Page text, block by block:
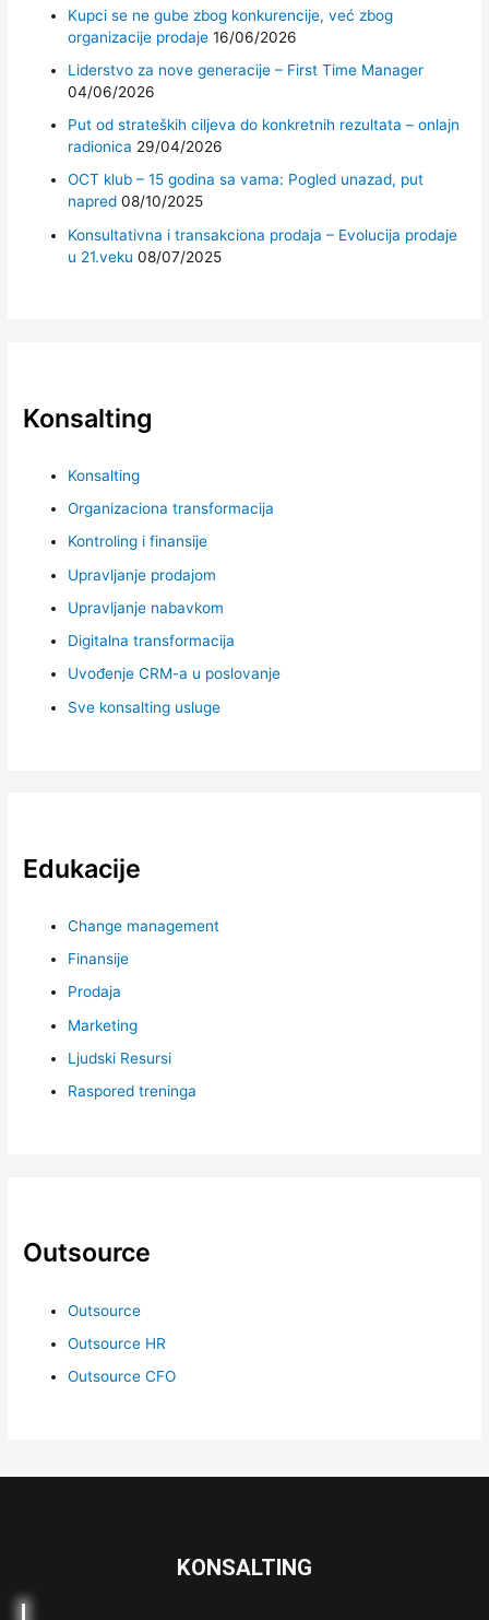
Kupci se ne gube zbog konkurencije, već zbog
organizacije prodaje 16/06/2026
Liderstvo za nove generacije – First Time Manager
04/06/2026
Put od strateških ciljeva do konkretnih rezultata – onlajn
radionica 29/04/2026
OCT klub – 15 godina sa vama: Pogled unazad, put
napred 08/10/2025
Konsultativna i transakciona prodaja – Evolucija prodaje
u 21.veku 08/07/2025
Konsalting
Konsalting
Organizaciona transformacija
Kontroling i finansije
Upravljanje prodajom
Upravljanje nabavkom
Digitalna transformacija
Uvođenje CRM-a u poslovanje
Sve konsalting usluge
Edukacije
Change management
Finansije
Prodaja
Marketing
Ljudski Resursi
Raspored treninga
Outsource
Outsource
Outsource HR
Outsource CFO
KONSALTING